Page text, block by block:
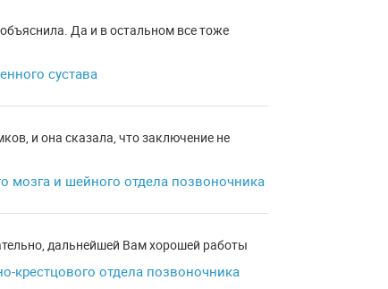
Да и в остальном все тоже
сустава
и она сказала, что заключение не
мозга и шейного отдела позвоночника
дальнейшей Вам хорошей работы
крестцового отдела позвоночника